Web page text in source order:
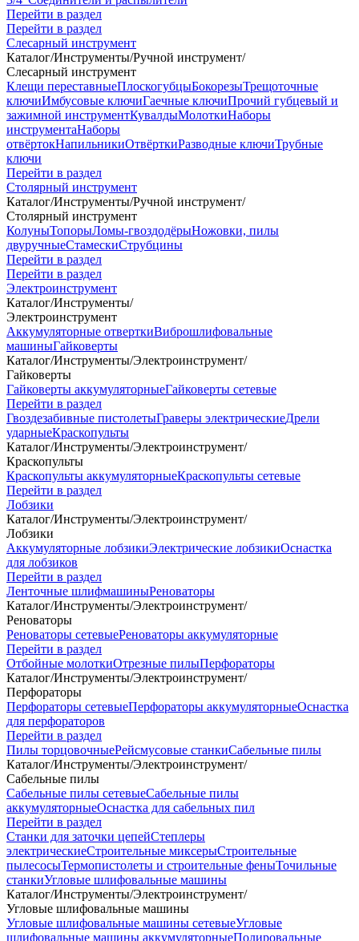
Перейти в раздел
Перейти в раздел
Слесарный инструмент
Каталог/Инструменты/Ручной инструмент/
Слесарный инструмент
Клещи переставныеПлоскогубцыБокорезыТрещоточные
ключиИмбусовые ключиГаечные ключиПрочий губцевый и
зажимной инструментКувалдыМолоткиНаборы
инструментаНаборы
отвёртокНапильникиОтвёрткиРазводные ключиТрубные
ключи
Перейти в раздел
Столярный инструмент
Каталог/Инструменты/Ручной инструмент/
Столярный инструмент
КолуныТопорыЛомы-гвоздодёрыНожовки, пилы
двуручныеСтамескиСтрубцины
Перейти в раздел
Перейти в раздел
Электроинструмент
Каталог/Инструменты/
Электроинструмент
Аккумуляторные отверткиВиброшлифовальные
машиныГайковерты
Каталог/Инструменты/Электроинструмент/
Гайковерты
Гайковерты аккумуляторныеГайковерты сетевые
Перейти в раздел
Гвоздезабивные пистолетыГраверы электрическиеДрели
ударныеКраскопульты
Каталог/Инструменты/Электроинструмент/
Краскопульты
Краскопульты аккумуляторныеКраскопульты сетевые
Перейти в раздел
Лобзики
Каталог/Инструменты/Электроинструмент/
Лобзики
Аккумуляторные лобзикиЭлектрические лобзикиОснастка
для лобзиков
Перейти в раздел
Ленточные шлифмашиныРеноваторы
Каталог/Инструменты/Электроинструмент/
Реноваторы
Реноваторы сетевыеРеноваторы аккумуляторные
Перейти в раздел
Отбойные молоткиОтрезные пилыПерфораторы
Каталог/Инструменты/Электроинструмент/
Перфораторы
Перфораторы сетевыеПерфораторы аккумуляторныеОснастка
для перфораторов
Перейти в раздел
Пилы торцовочныеРейсмусовые станкиСабельные пилы
Каталог/Инструменты/Электроинструмент/
Сабельные пилы
Сабельные пилы сетевыеСабельные пилы
аккумуляторныеОснастка для сабельных пил
Перейти в раздел
Станки для заточки цепейСтеплеры
электрическиеСтроительные миксерыСтроительные
пылесосыТермопистолеты и строительные феныТочильные
станкиУгловые шлифовальные машины
Каталог/Инструменты/Электроинструмент/
Угловые шлифовальные машины
Угловые шлифовальные машины сетевыеУгловые
шлифовальные машины аккумуляторныеПолировальные